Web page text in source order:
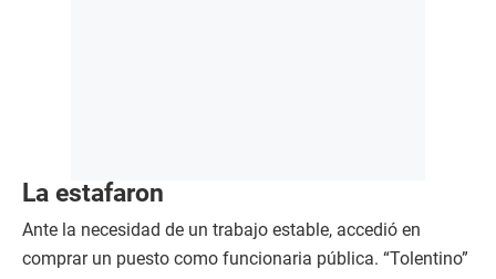
La estafaron
Ante la necesidad de un trabajo estable, accedió en
comprar un puesto como funcionaria pública. “Tolentino”